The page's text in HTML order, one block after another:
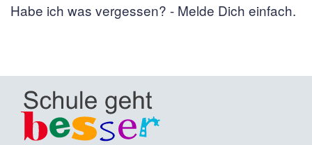
Habe ich was vergessen? - Melde Dich einfach.